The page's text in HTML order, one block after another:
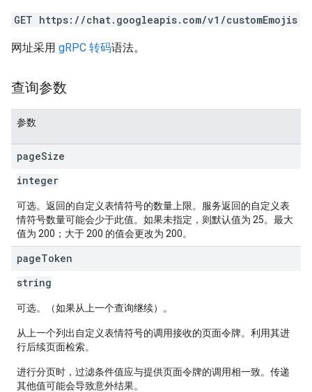
GET https://chat.googleapis.com/v1/customEmojis
网址采用 gRPC 转码语法。
查询参数
参数
pageSize
integer
可选。返回的自定义表情符号的数量上限。服务返回的自定义表
情符号数量可能会少于此值。如果未指定，则默认值为 25。最大
值为 200；大于 200 的值会更改为 200。
pageToken
string
可选。（如果从上一个查询继续）。
从上一个列出自定义表情符号的调用接收的页面令牌。利用其进
行后续页面检索。
进行分页时，过滤条件值应与提供页面令牌的调用相一致。传递
其他值可能会导致意外结果。